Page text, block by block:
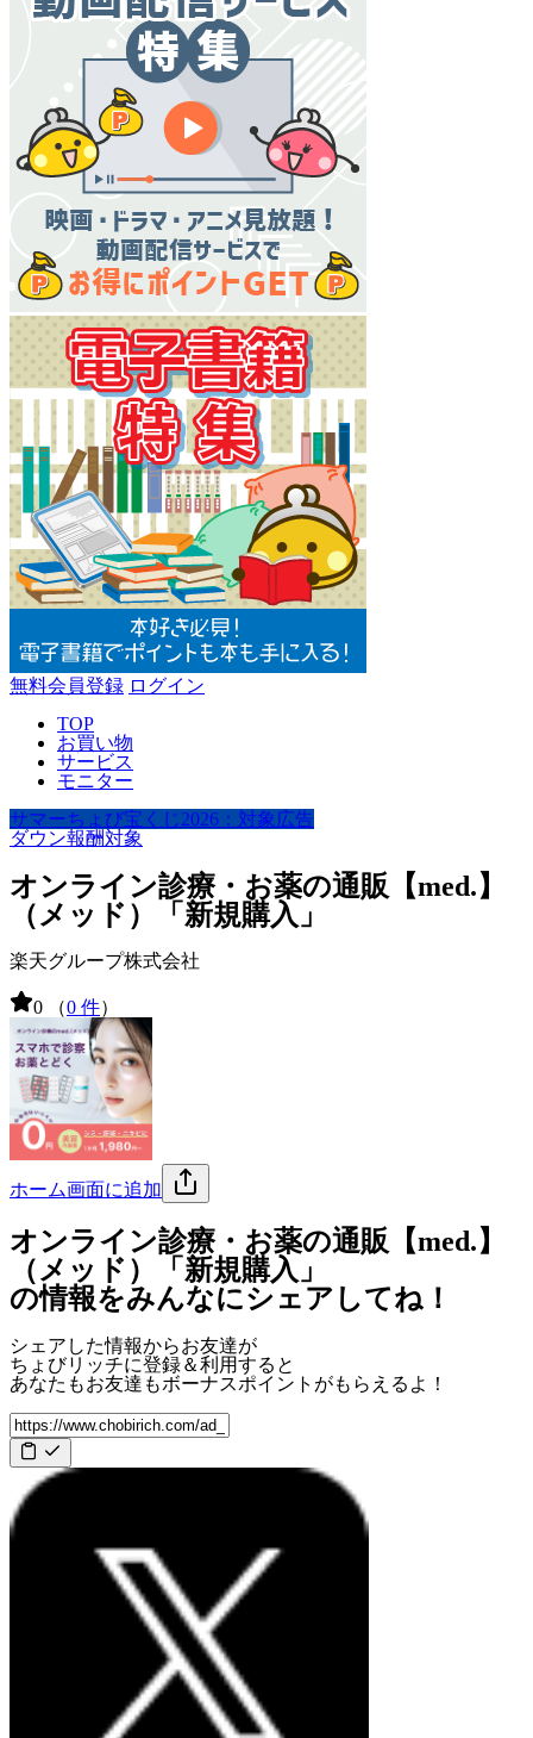
無料会員登録 ログイン
TOP
お買い物
サービス
モニター
サマーちょび宝くじ2026：対象広告
ダウン報酬対象
オンライン診療・お薬の通販【med.】
（メッド）「新規購入」
楽天グループ株式会社
0 （0 件）
ホーム画面に追加
オンライン診療・お薬の通販【med.】
（メッド）「新規購入」
の情報をみんなにシェアしてね！
シェアした情報からお友達が
ちょびリッチに登録＆利用すると
あなたもお友達もボーナスポイント がもらえるよ！